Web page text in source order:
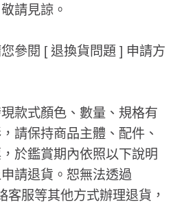
請見諒。
參閱 [ 退換貨問題 ] 申請方
款式顏色、數量、規格有
請保持商品主體、配件、
於鑑賞期內依照以下說明
請退貨。恕無法透過
客服等其他方式辦理退貨，